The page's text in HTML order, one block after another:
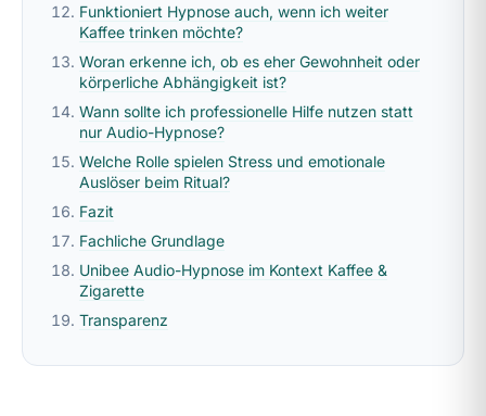
Funktioniert Hypnose auch, wenn ich weiter
Kaffee trinken möchte?
Woran erkenne ich, ob es eher Gewohnheit oder
körperliche Abhängigkeit ist?
Wann sollte ich professionelle Hilfe nutzen statt
nur Audio-Hypnose?
Welche Rolle spielen Stress und emotionale
Auslöser beim Ritual?
Fazit
Fachliche Grundlage
Unibee Audio-Hypnose im Kontext Kaffee &
Zigarette
Transparenz